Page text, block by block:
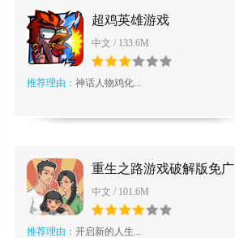
超鸡英雄游戏
中文 / 133.6M
推荐理由： 神话人物鸡化...
重生之路游戏破解版免广
告
中文 / 101.6M
推荐理由： 开启新的人生...